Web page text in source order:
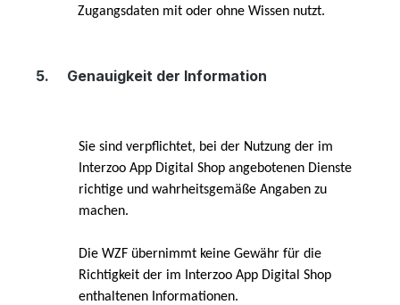
Zugangsdaten mit oder ohne Wissen nutzt.
5. Genauigkeit der Information
Sie sind verpflichtet, bei der Nutzung der im
Interzoo App Digital Shop angebotenen Dienste
richtige und wahrheitsgemäße Angaben zu
machen.
Die WZF übernimmt keine Gewähr für die
Richtigkeit der im Interzoo App Digital Shop
enthaltenen Informationen.